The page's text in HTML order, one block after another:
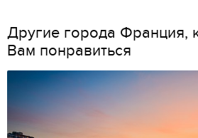
Другие города Франция,
Вам понравиться